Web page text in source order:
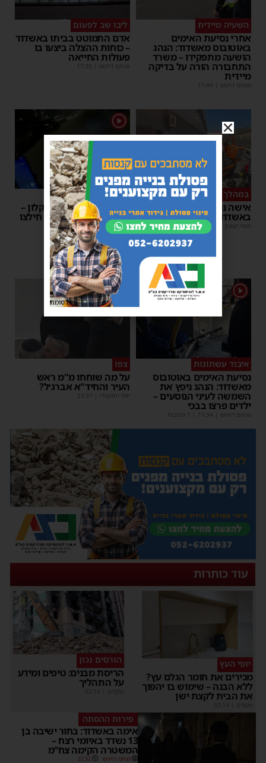
השעיה מיידית
אחרי נסיעת האימים
באוטובוס מאשדוד: הנהג
הושעה מתפקידו – משרד
התחבורה הורה על בדיקה
מיידית
מנחם דויטש 17:44
ליבו שב לפעום
אדם התמוטט בביתו באשדוד
– כוחות ההצלה ביצעו בו
פעולות החייאה
מנחם דויטש 17:35
במהלך העבודה
אישה נפלה מסולם במחסן
באשדוד
משה קאהן 17:31
1
צפו
תינוק ננעל ברכב באשקלון –
המתנדבים האשדודים חילצו
אותו בשלום
משה קאהן 11:53
1
איבוד עשתונות
נסיעת האימים באוטובוס
מאשדוד: הנהג ניפץ את
השמשה לעיני הנוסעים –
ילדים פרצו בבכי
מנחם דויטש 11:34
1
צפו
על מה שוחחו מ"מ ראש
העיר והחיד"א אברג׳ל?
יוסי יחזקאלי 23:37
עוד כותרות
יופי העץ
מכירים את חומר הגלם עץ?
ללא הבנה – שימוש בו יהפוך
את הבית לקצת ישן
מקודם
הורסים נכון
הריסת מבנים: טיפים ומידע
על התהליך
מקודם
פירות ההסתה
אימה באשדוד: בחור ישיבה בן
13 נשדד באיומי רצח –
המשטרה הקימה צח”מ
מנחם דויטש 22:32
פרסומת